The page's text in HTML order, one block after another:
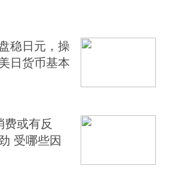
稳日元，操
日货币基本
费或有反
受哪些因